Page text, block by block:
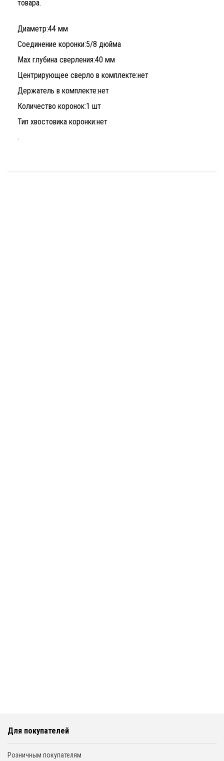
товара.
Диаметр:44 мм
Соединение коронки:5/8 дюйма
Max глубина сверления:40 мм
Центрирующее сверло в комплекте:нет
Держатель в комплекте:нет
Количество коронок:1 шт
Тип хвостовика коронки:нет
.
Для покупателей
Розничным покупателям